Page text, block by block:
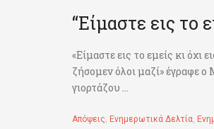
“Είμαστε εις το
«Είμαστε εις το εμείς κι
ζήσομεν όλοι μαζί» έγραφε
γιορτάζου ...
Απόψεις, Ενημερωτικά Δελτία,